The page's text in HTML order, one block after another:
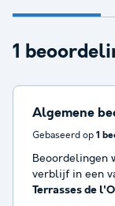
1
Algemene
Gebaseerd op 1
Beoordelingen
verblijf in een
Terrasses de